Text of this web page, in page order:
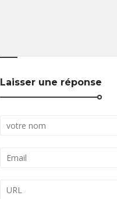
Laisser une réponse